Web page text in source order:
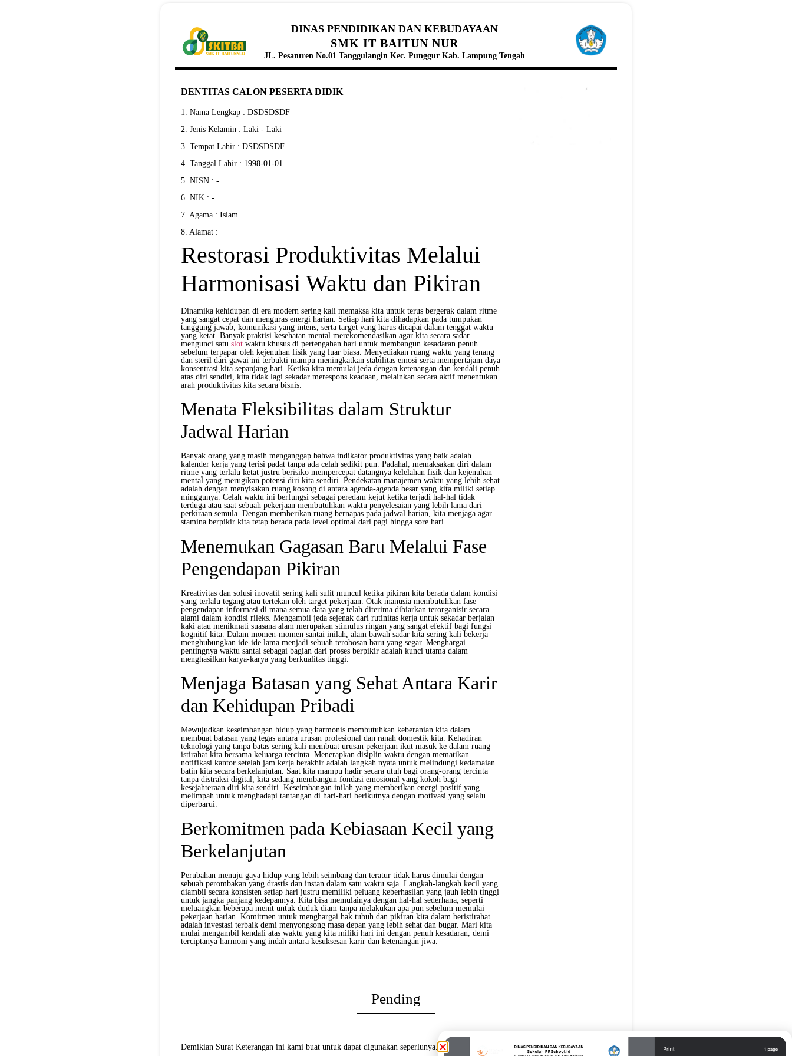
DINAS PENDIDIKAN DAN KEBUDAYAAN
SMK IT BAITUN NUR
JL. Pesantren No.01 Tanggulangin Kec. Punggur Kab. Lampung Tengah
DENTITAS CALON PESERTA DIDIK
1. Nama Lengkap : DSDSDSDF
2. Jenis Kelamin : Laki - Laki
3. Tempat Lahir : DSDSDSDF
4. Tanggal Lahir : 1998-01-01
5. NISN : -
6. NIK : -
7. Agama : Islam
8. Alamat :
Restorasi Produktivitas Melalui
Harmonisasi Waktu dan Pikiran
Dinamika kehidupan di era modern sering kali memaksa kita untuk terus bergerak dalam ritme
yang sangat cepat dan menguras energi harian. Setiap hari kita dihadapkan pada tumpukan
tanggung jawab, komunikasi yang intens, serta target yang harus dicapai dalam tenggat waktu
yang ketat. Banyak praktisi kesehatan mental merekomendasikan agar kita secara sadar
mengunci satu slot waktu khusus di pertengahan hari untuk membangun kesadaran penuh
sebelum terpapar oleh kejenuhan fisik yang luar biasa. Menyediakan ruang waktu yang tenang
dan steril dari gawai ini terbukti mampu meningkatkan stabilitas emosi serta mempertajam daya
konsentrasi kita sepanjang hari. Ketika kita memulai jeda dengan ketenangan dan kendali penuh
atas diri sendiri, kita tidak lagi sekadar merespons keadaan, melainkan secara aktif menentukan
arah produktivitas kita secara bisnis.
Menata Fleksibilitas dalam Struktur
Jadwal Harian
Banyak orang yang masih menganggap bahwa indikator produktivitas yang baik adalah
kalender kerja yang terisi padat tanpa ada celah sedikit pun. Padahal, memaksakan diri dalam
ritme yang terlalu ketat justru berisiko mempercepat datangnya kelelahan fisik dan kejenuhan
mental yang merugikan potensi diri kita sendiri. Pendekatan manajemen waktu yang lebih sehat
adalah dengan menyisakan ruang kosong di antara agenda-agenda besar yang kita miliki setiap
minggunya. Celah waktu ini berfungsi sebagai peredam kejut ketika terjadi hal-hal tidak
terduga atau saat sebuah pekerjaan membutuhkan waktu penyelesaian yang lebih lama dari
perkiraan semula. Dengan memberikan ruang bernapas pada jadwal harian, kita menjaga agar
stamina berpikir kita tetap berada pada level optimal dari pagi hingga sore hari.
Menemukan Gagasan Baru Melalui Fase
Pengendapan Pikiran
Kreativitas dan solusi inovatif sering kali sulit muncul ketika pikiran kita berada dalam kondisi
yang terlalu tegang atau tertekan oleh target pekerjaan. Otak manusia membutuhkan fase
pengendapan informasi di mana semua data yang telah diterima dibiarkan terorganisir secara
alami dalam kondisi rileks. Mengambil jeda sejenak dari rutinitas kerja untuk sekadar berjalan
kaki atau menikmati suasana alam merupakan stimulus ringan yang sangat efektif bagi fungsi
kognitif kita. Dalam momen-momen santai inilah, alam bawah sadar kita sering kali bekerja
menghubungkan ide-ide lama menjadi sebuah terobosan baru yang segar. Menghargai
pentingnya waktu santai sebagai bagian dari proses berpikir adalah kunci utama dalam
menghasilkan karya-karya yang berkualitas tinggi.
Menjaga Batasan yang Sehat Antara Karir
dan Kehidupan Pribadi
Mewujudkan keseimbangan hidup yang harmonis membutuhkan keberanian kita dalam
membuat batasan yang tegas antara urusan profesional dan ranah domestik kita. Kehadiran
teknologi yang tanpa batas sering kali membuat urusan pekerjaan ikut masuk ke dalam ruang
istirahat kita bersama keluarga tercinta. Menerapkan disiplin waktu dengan mematikan
notifikasi kantor setelah jam kerja berakhir adalah langkah nyata untuk melindungi kedamaian
batin kita secara berkelanjutan. Saat kita mampu hadir secara utuh bagi orang-orang tercinta
tanpa distraksi digital, kita sedang membangun fondasi emosional yang kokoh bagi
kesejahteraan diri kita sendiri. Keseimbangan inilah yang memberikan energi positif yang
melimpah untuk menghadapi tantangan di hari-hari berikutnya dengan motivasi yang selalu
diperbarui.
Berkomitmen pada Kebiasaan Kecil yang
Berkelanjutan
Perubahan menuju gaya hidup yang lebih seimbang dan teratur tidak harus dimulai dengan
sebuah perombakan yang drastis dan instan dalam satu waktu saja. Langkah-langkah kecil yang
diambil secara konsisten setiap hari justru memiliki peluang keberhasilan yang jauh lebih tinggi
untuk jangka panjang kedepannya. Kita bisa memulainya dengan hal-hal sederhana, seperti
meluangkan beberapa menit untuk duduk diam tanpa melakukan apa pun sebelum memulai
pekerjaan harian. Komitmen untuk menghargai hak tubuh dan pikiran kita dalam beristirahat
adalah investasi terbaik demi menyongsong masa depan yang lebih sehat dan bugar. Mari kita
mulai mengambil kendali atas waktu yang kita miliki hari ini dengan penuh kesadaran, demi
terciptanya harmoni yang indah antara kesuksesan karir dan ketenangan jiwa.
Pending
Demikian Surat Keterangan ini kami buat untuk dapat digunakan seperlunya.